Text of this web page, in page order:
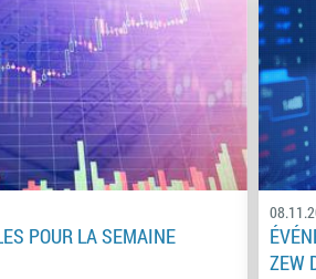
POUR LA SEMAINE
ZEW